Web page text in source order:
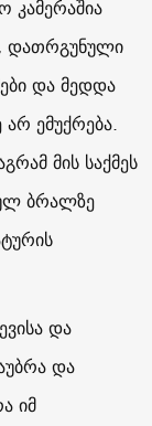
კამერაშია
დათრგუნული
და მედდა
ემუქრება.
მის საქმეს
ბრალზე
და
და
იმ